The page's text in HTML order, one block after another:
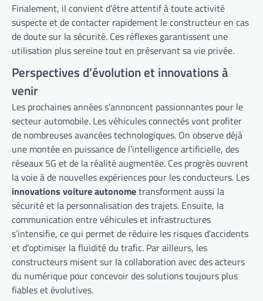
Finalement, il convient d’être attentif à toute activité
suspecte et de contacter rapidement le constructeur en cas
de doute sur la sécurité. Ces réflexes garantissent une
utilisation plus sereine tout en préservant sa vie privée.
Perspectives d’évolution et innovations à
venir
Les prochaines années s’annoncent passionnantes pour le
secteur automobile. Les véhicules connectés vont profiter
de nombreuses avancées technologiques. On observe déjà
une montée en puissance de l’intelligence artificielle, des
réseaux 5G et de la réalité augmentée. Ces progrès ouvrent
la voie à de nouvelles expériences pour les conducteurs. Les
innovations voiture autonometransforment aussi la
sécurité et la personnalisation des trajets. Ensuite, la
communication entre véhicules et infrastructures
s’intensifie, ce qui permet de réduire les risques d’accidents
et d’optimiser la fluidité du trafic. Par ailleurs, les
constructeurs misent sur la collaboration avec des acteurs
du numérique pour concevoir des solutions toujours plus
fiables et évolutives.